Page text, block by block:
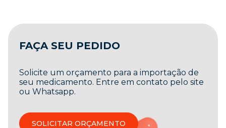
FAÇA SEU PEDIDO
Solicite um orçamento para a importação de
seu medicamento. Entre em contato pelo site
ou Whatsapp.
SOLICITAR ORÇAMENTO